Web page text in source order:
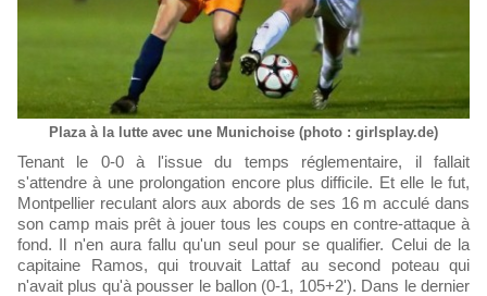
Plaza à la lutte avec une Munichoise (photo : girlsplay.de)
Tenant le 0-0 à l'issue du temps réglementaire, il fallait
s'attendre à une prolongation encore plus difficile. Et elle le fut,
Montpellier reculant alors aux abords de ses 16 m acculé dans
son camp mais prêt à jouer tous les coups en contre-attaque à
fond. Il n'en aura fallu qu'un seul pour se qualifier. Celui de la
capitaine Ramos, qui trouvait Lattaf au second poteau qui
n'avait plus qu'à pousser le ballon (0-1, 105+2'). Dans le dernier